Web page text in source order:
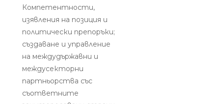
Компетентности,
изявления на позиция и
политически препоръки;
създаване и управление
на междудържавни и
междусекторни
партньорства със
съответните